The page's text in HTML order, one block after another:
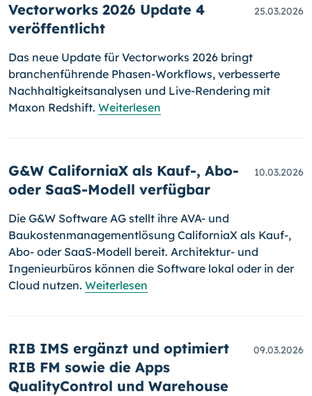
Vectorworks 2026 Update 4
veröffentlicht
25.03.2026
Das neue Update für Vectorworks 2026 bringt
branchenführende Phasen-Workflows, verbesserte
Nachhaltigkeitsanalysen und Live-Rendering mit
Maxon Redshift. Weiterlesen
G&W CaliforniaX als Kauf-, Abo-
oder SaaS-Modell verfügbar
10.03.2026
Die G&W Software AG stellt ihre AVA- und
Baukostenmanagementlösung CaliforniaX als Kauf-,
Abo- oder SaaS-Modell bereit. Architektur- und
Ingenieurbüros können die Software lokal oder in der
Cloud nutzen. Weiterlesen
RIB IMS ergänzt und optimiert
RIB FM sowie die Apps
QualityControl und Warehouse
09.03.2026